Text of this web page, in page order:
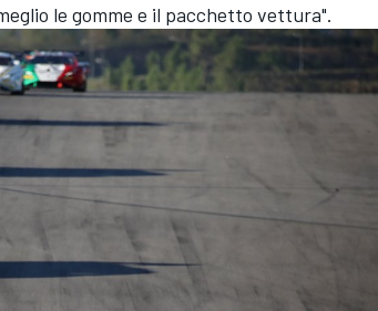
le gomme e il pacchetto vettura".